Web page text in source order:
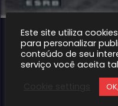
CORRIDA_PSP
Need For Speed:
Need For Speed: Shift é
Este site utiliza
para personalizar
conteúdo de seu
serviço você aceita